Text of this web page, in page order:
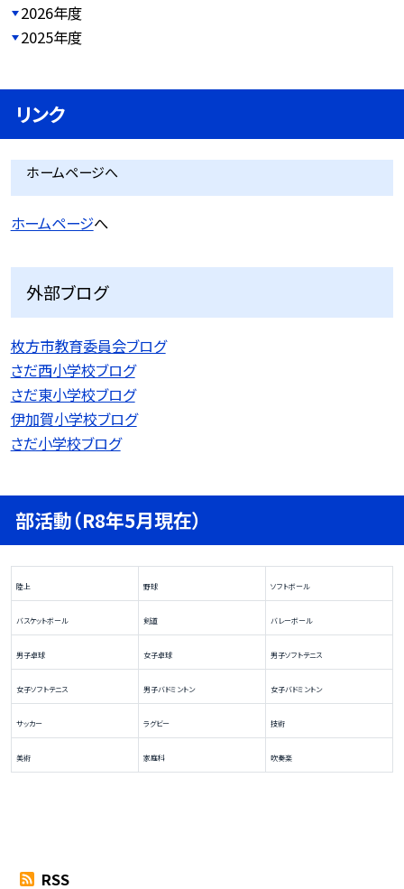
2026年度
2025年度
リンク
ホームページへ
ホームページへ
外部ブログ
枚方市教育委員会ブログ
さだ西小学校ブログ
さだ東小学校ブログ
伊加賀小学校ブログ
さだ小学校ブログ
部活動（R8年5月現在）
陸上 野球 ソフトボール
バスケットボール 剣道 バレーボール
男子卓球 女子卓球 男子ソフトテニス
女子ソフトテニス 男子バドミントン 女子バドミントン
サッカー ラグビー 技術
美術 家庭科 吹奏楽
RSS